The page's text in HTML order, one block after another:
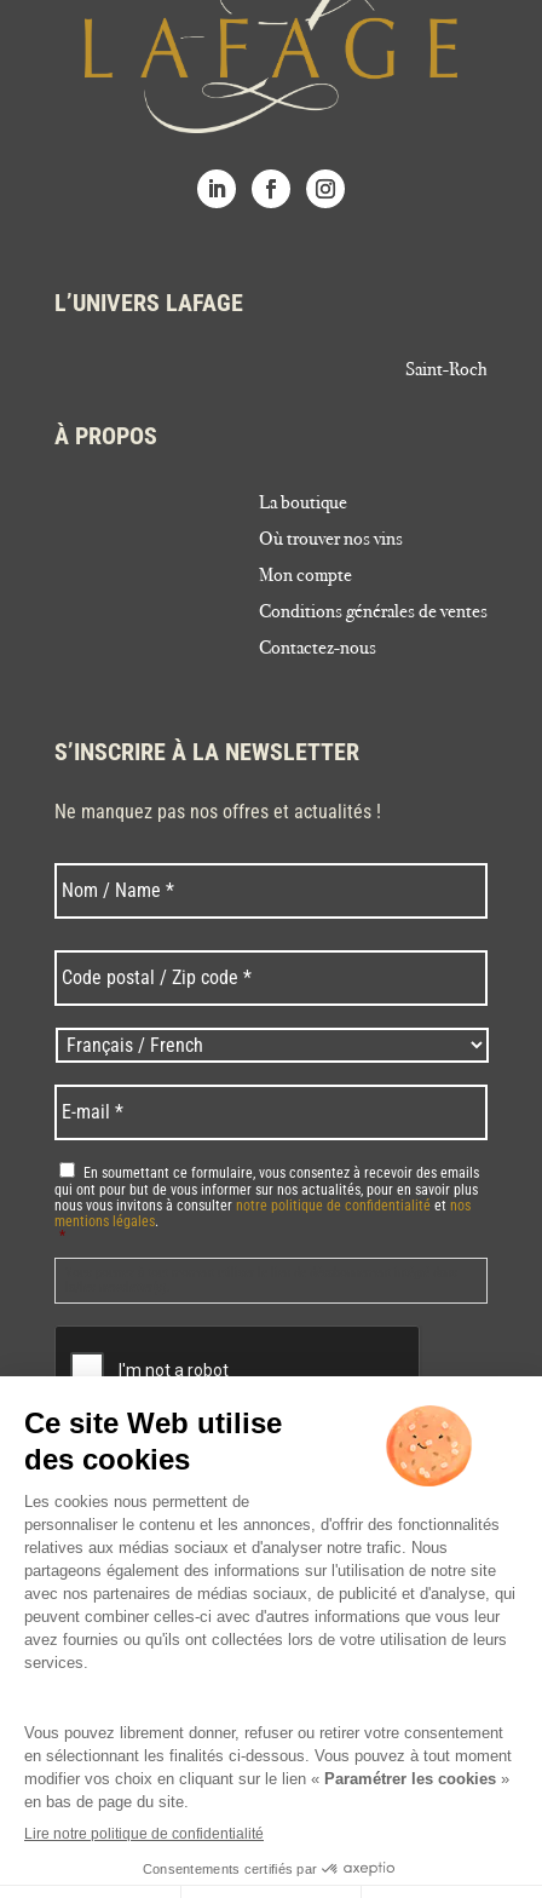
L’UNIVERS LAFAGE
Saint-Roch
À PROPOS
La boutique
Où trouver nos vins
Mon compte
Conditions générales de ventes
Contactez-nous
S’INSCRIRE À LA NEWSLETTER
Ne manquez pas nos offres et actualités !
Nom * Nom
postal
/
Zip
code
* *
Langues
/
Language *
mail *
RGPD *
En soumettant ce formulaire, vous consentez à recevoir des emails
qui ont pour but de vous informer sur nos actualités, pour en savoir plus
nous vous invitons à consulter notre politique de confidentialité et nos
mentions légales.
*
L’ABUS D’ALCOOL EST
DANGEREUX POUR LA SANTÉ.
MODÉRATION.